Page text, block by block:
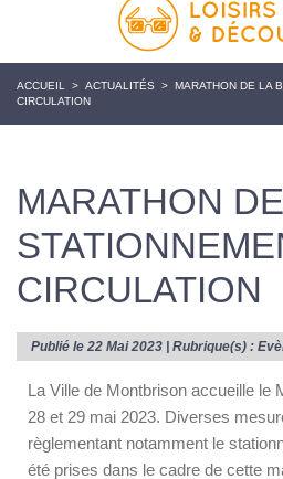
ACCUEIL > ACTUALITÉS > MARATHON DE LA
CIRCULATION
MARATHON
CIRCULATION
Publié le 22 Mai 2023 | Rubrique(s) :
La Ville de Montbrison accueille le
28 et 29 mai 2023. Diverses
règlementant notamment le
été prises dans le cadre de cette